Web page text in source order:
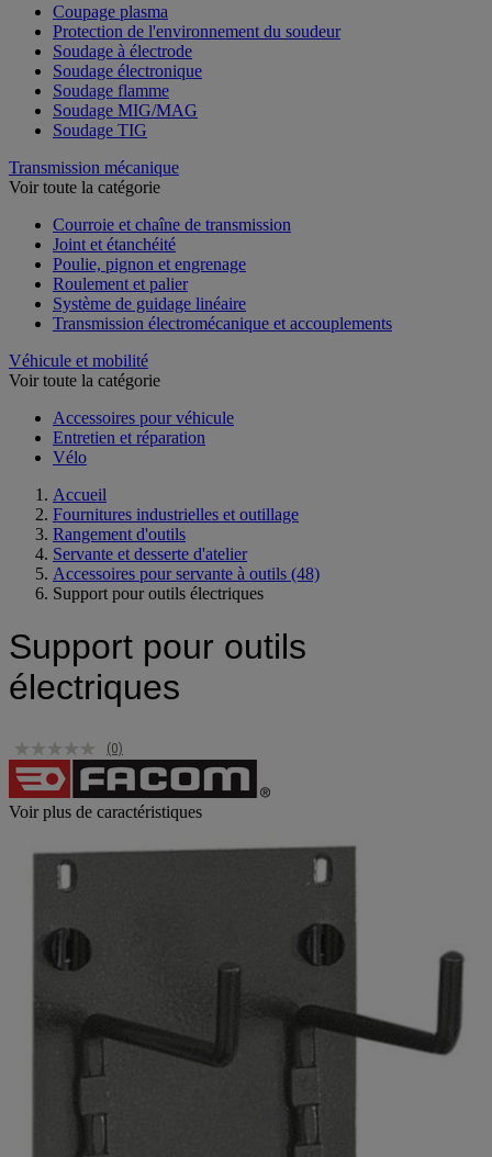
Coupage plasma
Protection de l'environnement du soudeur
Soudage à électrode
Soudage électronique
Soudage flamme
Soudage MIG/MAG
Soudage TIG
Transmission mécanique
Voir toute la catégorie
Courroie et chaîne de transmission
Joint et étanchéité
Poulie, pignon et engrenage
Roulement et palier
Système de guidage linéaire
Transmission électromécanique et accouplements
Véhicule et mobilité
Voir toute la catégorie
Accessoires pour véhicule
Entretien et réparation
Vélo
Accueil
Fournitures industrielles et outillage
Rangement d'outils
Servante et desserte d'atelier
Accessoires pour servante à outils (48)
Support pour outils électriques
Support pour outils
électriques
(0)
Voir plus de caractéristiques